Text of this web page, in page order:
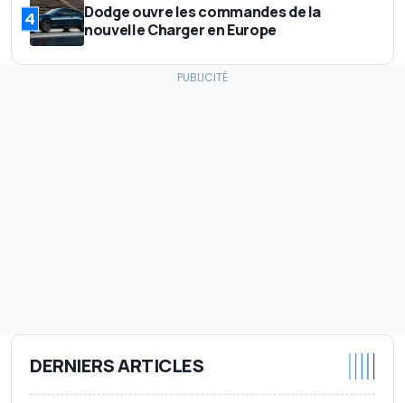
4
Dodge ouvre les commandes de la
nouvelle Charger en Europe
DERNIERS ARTICLES